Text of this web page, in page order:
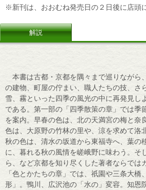
※新刊は、おおむね発売日の２日後に店頭
解説
本書は古都・京都を隅々まで巡りながら
の建物、町屋の佇まい、職人たちの技、さ
雪、霧といった四季の風光の中に再発見し
である。第一部の「四季散策の章」では季
を案内。早春の色は、北の天満宮の梅と奈
色は、大原野の竹林の里や、涼を求めて洛
秋の色は、清水の坂道から東福寺へ、葉の
に、暮れる秋の風情を嵯峨野に味わう。そ
ら、など京都を知り尽くした著者ならでは
「色とかたちの章」では、祇園や三条大橋
形」。鴨川、広沢池の「水の」変容。知恩